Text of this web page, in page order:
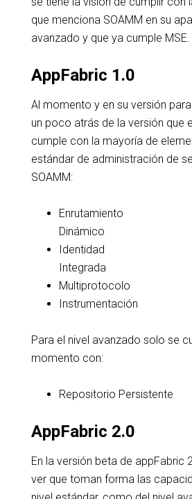
que menciona SOAMM en su
avanzado y que ya cumple MSE.
AppFabric 1.0
Al momento y en su versión
un poco atrás de la versión que
cumple con la mayoría de
estándar de administración de
SOAMM:
Enrutamiento
Dinámico
Identidad
Integrada
Multiprotocolo
Instrumentación
Para el nivel avanzado solo se
momento con:
Repositorio Persistente
AppFabric 2.0
En la versión beta de appFabric
ver que toman forma las